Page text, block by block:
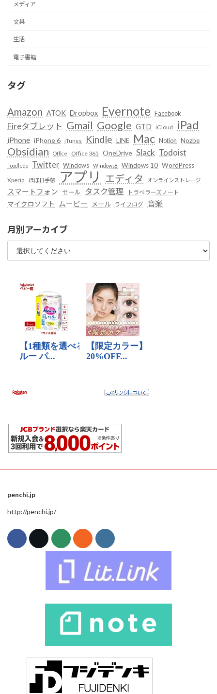
メディア
文具
生活
電子書籍
タグ
Amazon ATOK Dropbox Evernote Facebook
Fireタブレット Gmail Google GTD iCloud iPad
iPhone iPhone 6 iTunes Kindle LINE Mac Notion Nozbe
Obsidian Office Office 365 OneDrive Slack Todoist
Toodledo Twitter Windows Windows8 Windows 10 WordPress
Xperia ほぼ日手帳 アプリ エディタ オンラインストレージ
スマートフォン セール タスク管理 トラベラーズノート
マイクロソフト ムービー メール ライフログ 音楽
月別アーカイブ
penchi.jp
http://penchi.jp/